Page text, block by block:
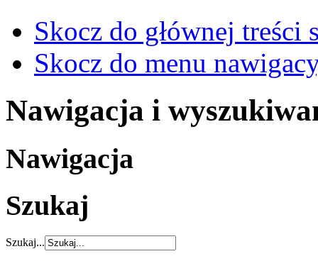
Skocz do głównej treści
Skocz do menu
Nawigacja i
Nawigacja
Szukaj
Szukaj...